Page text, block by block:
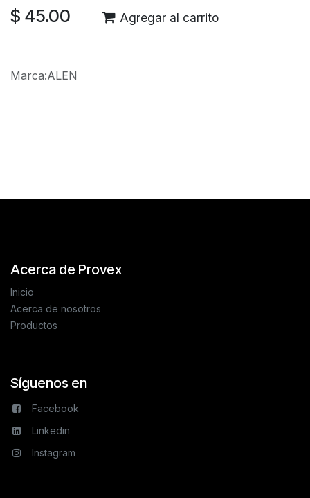
$ 45.00 Agregar al carrito
Marca:ALEN
Acerca de Provex
Inicio
Acerca de nosotros
Productos
Síguenos en
Facebook
Linkedin
Instagram